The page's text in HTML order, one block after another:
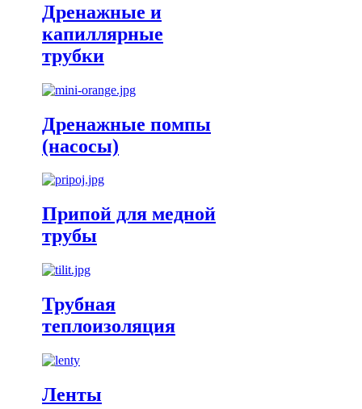
Дренажные и
капиллярные
трубки
Дренажные помпы
(насосы)
Припой для медной
трубы
Трубная
теплоизоляция
Ленты